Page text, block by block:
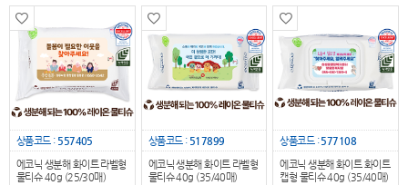
상품코드 : 557405
에코닉 생분해 화이트 라벨형
물티슈 40g (25/30매)
상품코드 : 517899
에코닉 생분해 화이트 라벨형
물티슈 40g (35/40매)
상품코드 :577108
에코닉 생분해 화이트 화이트
캡형 물티슈 40g (35/40매)